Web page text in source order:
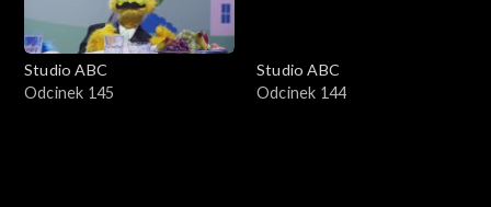
Studio ABC
Odcinek 145
Studio ABC
Odcinek 144